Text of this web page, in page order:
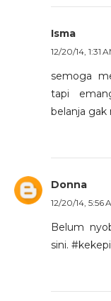
Isma
12/20/14, 1:31
semoga
tapi
belanja gak
Donna
12/20/14, 5:56
Belum
sini.